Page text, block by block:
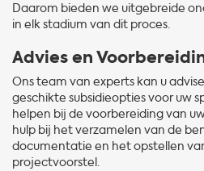
Daarom bieden we uitgebreide
in elk stadium van dit proces.
Advies en
Ons team van experts kan u
geschikte subsidieopties voor uw
helpen bij de voorbereiding van
hulp bij het verzamelen van de
documentatie en het opstellen
projectvoorstel.